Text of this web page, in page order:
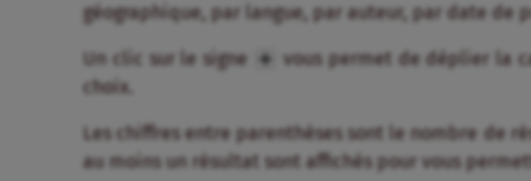
géographique, par langue, par auteur, par date de
Un clic sur le signe
vous permet de déplier la
choix.
Les chiffres entre parenthèses sont le nombre de
au moins un résultat sont affichés pour vous